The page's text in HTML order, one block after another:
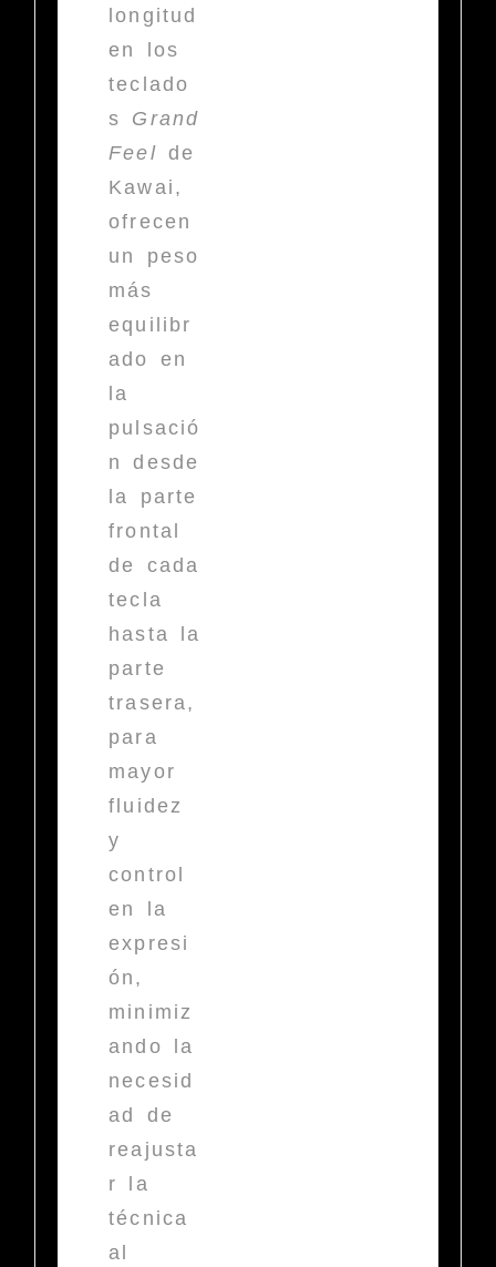
longitud
en los
teclado
s
Grand
Feel de
Kawai,
ofrecen
un peso
más
equilibr
ado en
la
pulsació
n desde
la parte
frontal
de cada
tecla
hasta la
parte
trasera,
para
mayor
fluidez
y
control
en la
expresi
ón,
minimiz
ando la
necesid
ad de
reajusta
r la
técnica
al